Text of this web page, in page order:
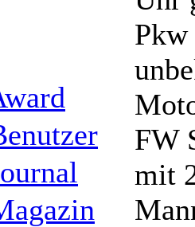
Pkw
FW
mit